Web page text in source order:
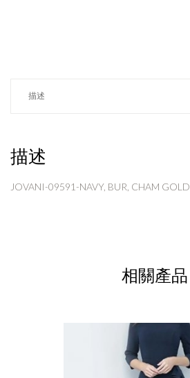
描述
描述
JOVANI-09591-NAVY, BUR, CHAM GOLD
相關產品